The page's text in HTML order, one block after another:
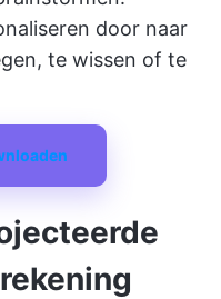
door naar
te wissen of te